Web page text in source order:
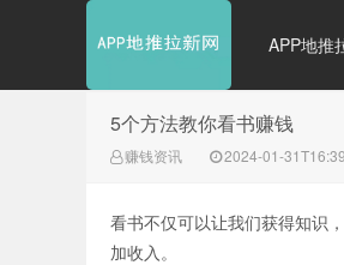
APP地推
5个方法教你看书赚钱
赚钱资讯 2024-01-
看书不仅可以让我们获得知识
加收入。